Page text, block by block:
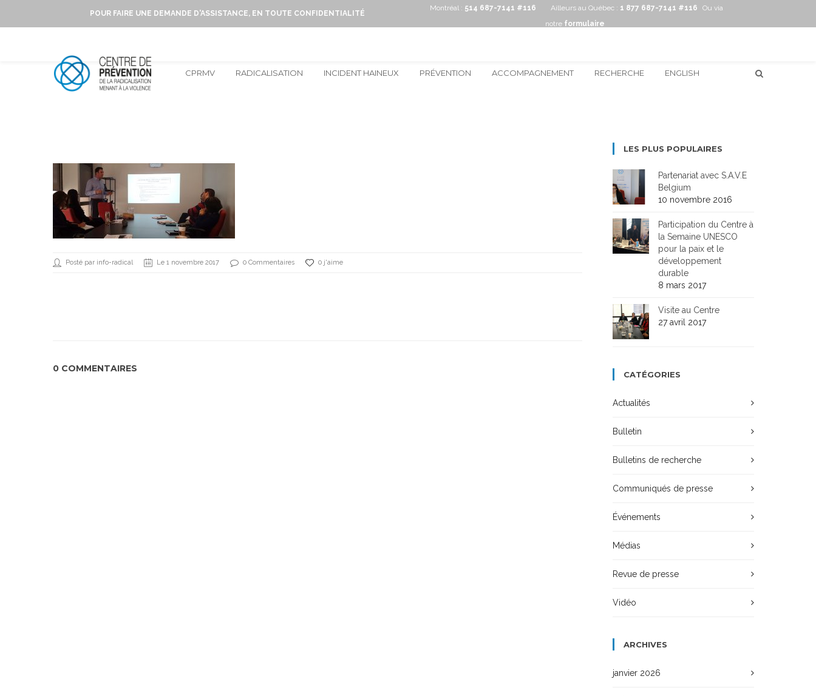
POUR FAIRE UNE DEMANDE D'ASSISTANCE, EN TOUTE CONFIDENTIALITÉ
Montréal : 514 687-7141 #116 Ailleurs au Québec : 1 877 687-7141 #116
Ou via
notre formulaire
CPRMV RADICALISATION INCIDENT HAINEUX PRÉVENTION ACCOMPAGNEMENT RECHERCHE ENGLISH
Posté par info-radical Le 1 novembre 2017 0 Commentaires 0 j'aime
0 COMMENTAIRES
LES PLUS POPULAIRES
Partenariat avec S.A.V.E
Belgium
10 novembre 2016
Participation du Centre à
la Semaine UNESCO
pour la paix et le
développement
durable
8 mars 2017
Visite au Centre
27 avril 2017
CATÉGORIES
Actualités
Bulletin
Bulletins de recherche
Communiqués de presse
Événements
Médias
Revue de presse
Vidéo
ARCHIVES
janvier 2026